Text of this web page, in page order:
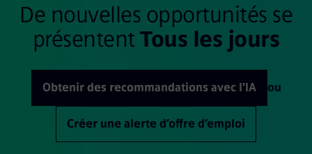
De nouvelles opportunités se
présententTous les jours
Obtenir des recommandations avec l'IA ou
Créer une alerte d’offre d’emploi